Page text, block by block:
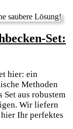
–
Set:
hier: ein
Methoden
aus robustem
Wir liefern
Ihr perfektes